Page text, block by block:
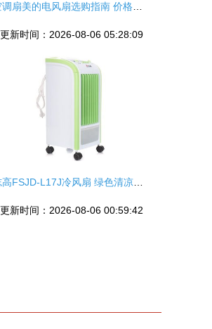
更新时间：2026-08-06 05:28:09
更新时间：2026-08-06 00:59:42